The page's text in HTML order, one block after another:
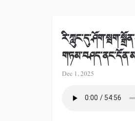
Dec 1, 2025